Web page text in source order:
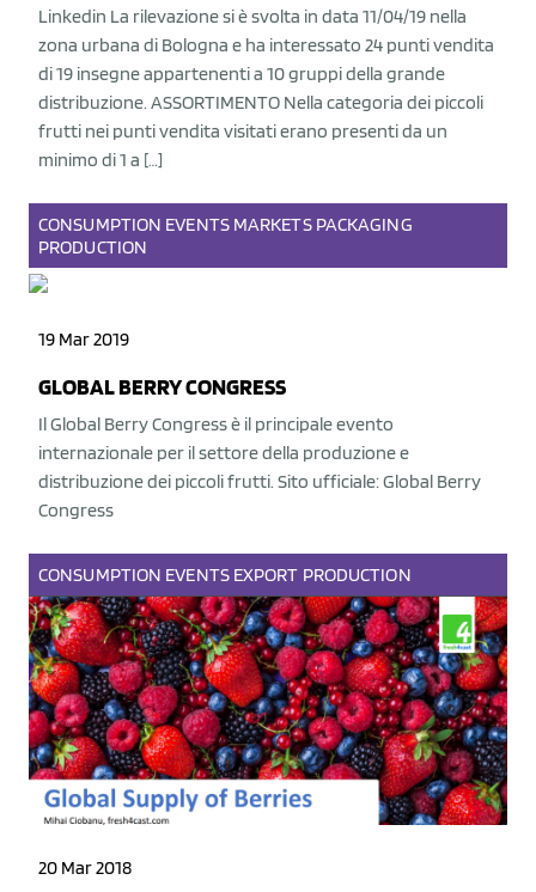
Linkedin La rilevazione si è svolta in data 11/04/19 nella
zona urbana di Bologna e ha interessato 24 punti vendita
di 19 insegne appartenenti a 10 gruppi della grande
distribuzione. ASSORTIMENTO Nella categoria dei piccoli
frutti nei punti vendita visitati erano presenti da un
minimo di 1 a […]
CONSUMPTION EVENTS MARKETS PACKAGING
PRODUCTION
19 Mar 2019
GLOBAL BERRY CONGRESS
Il Global Berry Congress è il principale evento
internazionale per il settore della produzione e
distribuzione dei piccoli frutti. Sito ufficiale: Global Berry
Congress
CONSUMPTION EVENTS EXPORT PRODUCTION
20 Mar 2018